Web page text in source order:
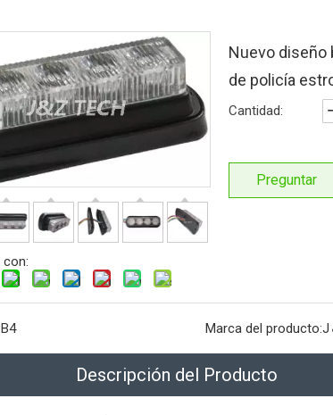
Nuevo diseño
de policía
Cantidad:
Preguntar
B4 Marca del producto:J
Descripción del Producto